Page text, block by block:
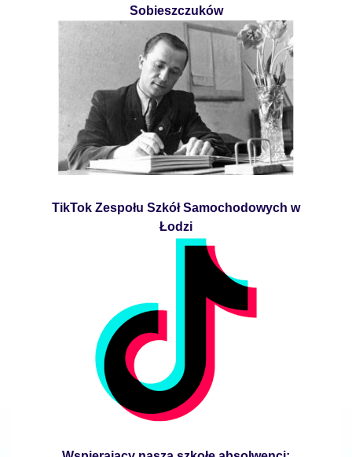
Sobieszczuków
TikTok Zespołu Szkół Samochodowych w
Łodzi